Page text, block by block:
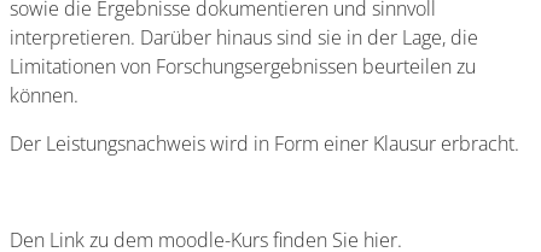
sowie die Ergebnisse dokumentieren und sinnvoll
interpretieren. Darüber hinaus sind sie in der Lage, die
Limitationen von Forschungsergebnissen beurteilen zu
können.
Der Leistungsnachweis wird in Form einer Klausur erbracht.
Den Link zu dem moodle-Kurs finden Sie hier.